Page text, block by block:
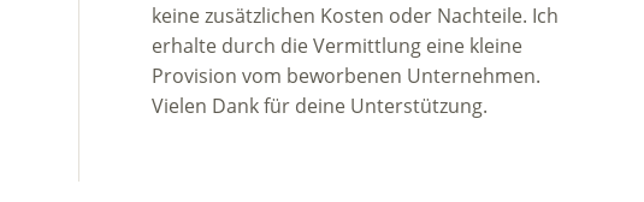
keine zusätzlichen Kosten oder Nachteile. Ich
erhalte durch die Vermittlung eine kleine
Provision vom beworbenen Unternehmen.
Vielen Dank für deine Unterstützung.